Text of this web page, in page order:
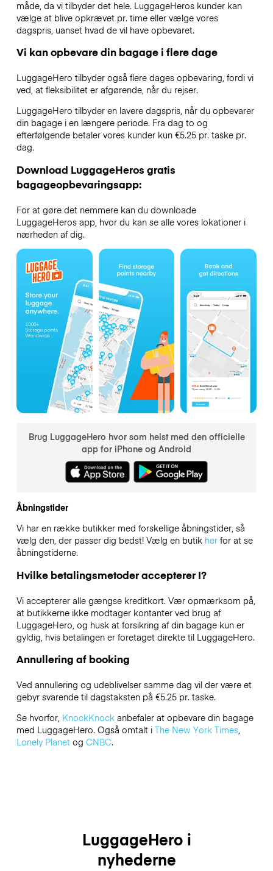
måde, da vi tilbyder det hele. LuggageHeros kunder kan
vælge at blive opkrævet pr. time eller vælge vores
dagspris, uanset hvad de vil have opbevaret.
Vi kan opbevare din bagage i flere dage
LuggageHero tilbyder også flere dages opbevaring, fordi vi
ved, at fleksibilitet er afgørende, når du rejser.
LuggageHero tilbyder en lavere dagspris, når du opbevarer
din bagage i en længere periode. Fra dag to og
efterfølgende betaler vores kunder kun €5.25 pr. taske pr.
dag.
Download LuggageHeros gratis
bagageopbevaringsapp:
For at gøre det nemmere kan du downloade
LuggageHeros app, hvor du kan se alle vores lokationer i
nærheden af dig.
Brug LuggageHero hvor som helst med den officielle
app for iPhone og Android
Åbningstider
Vi har en række butikker med forskellige åbningstider, så
vælg den, der passer dig bedst! Vælg en butik herfor at se
åbningstiderne.
Hvilke betalingsmetoder accepterer I?
Vi accepterer alle gængse kreditkort. Vær opmærksom på,
at butikkerne ikke modtager kontanter ved brug af
LuggageHero, og husk at forsikring af din bagage kun er
gyldig, hvis betalingen er foretaget direkte til LuggageHero.
Annullering af booking
Ved annullering og udeblivelser samme dag vil der være et
gebyr svarende til dagstaksten på €5.25 pr. taske.
Se hvorfor, KnockKnockanbefaler at opbevare din bagage
med LuggageHero. Også omtalt i The New York Times,
Lonely Planetog CNBC.
LuggageHero i
nyhederne